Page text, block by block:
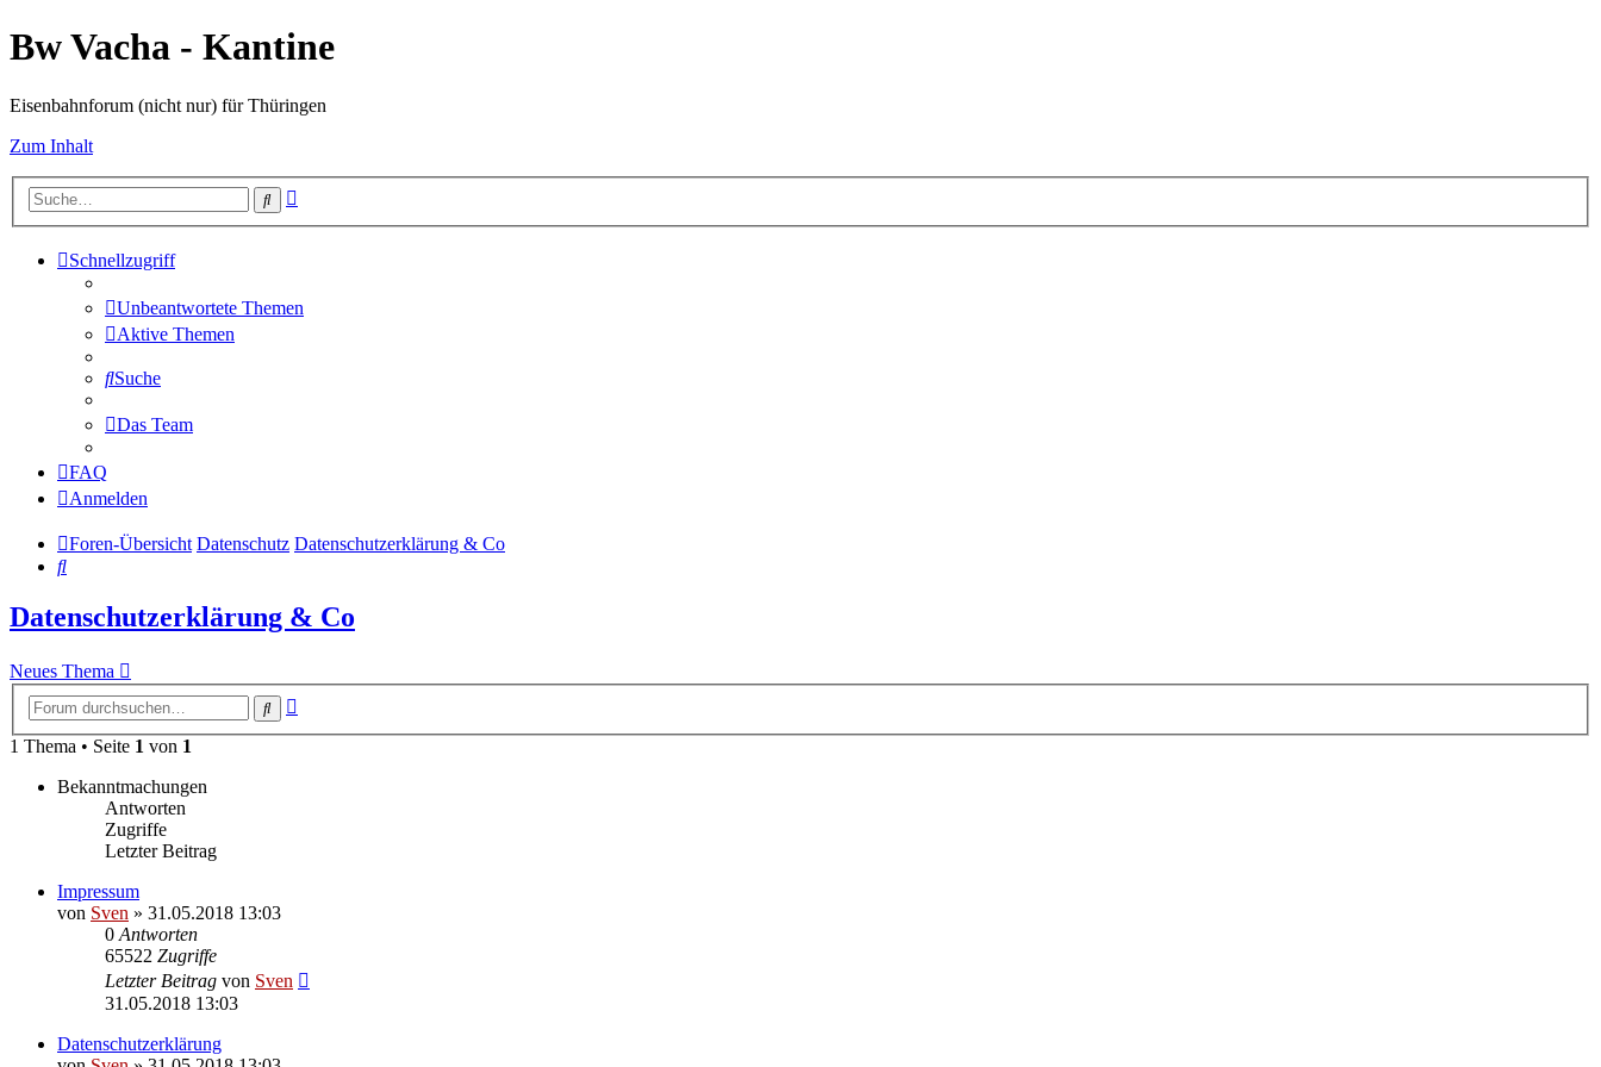
Bw Vacha - Kantine
Eisenbahnforum (nicht nur) für Thüringen
Zum Inhalt
Suche
Schnellzugriff
Unbeantwortete Themen
Aktive Themen
Suche
Das Team
FAQ
Anmelden
Foren-Übersicht Datenschutz Datenschutzerklärung & Co
Suche
Datenschutzerklärung & Co
Neues Thema
Suche
1 Thema • Seite 1 von 1
Bekanntmachungen
Antworten
Zugriffe
Letzter Beitrag
Impressum
von Sven » 31.05.2018 13:03
0 Antworten
65522 Zugriffe
Letzter Beitrag von Sven
31.05.2018 13:03
Datenschutzerklärung